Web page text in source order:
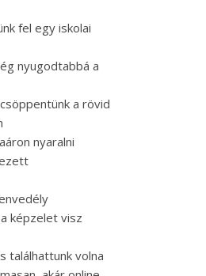
fel egy iskolai
nyugodtabbá a
a rövid
nyaralni
képzelet visz
találhattunk volna